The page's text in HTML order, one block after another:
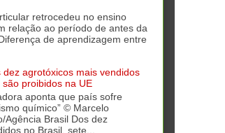
retrocedeu no ensino
relação ao período de antes da
de aprendizagem entre
dez agrotóxicos mais vendidos
são proibidos na UE
aponta que país sofre
químico” © Marcelo
Agência Brasil Dos dez
no Brasil, sete...